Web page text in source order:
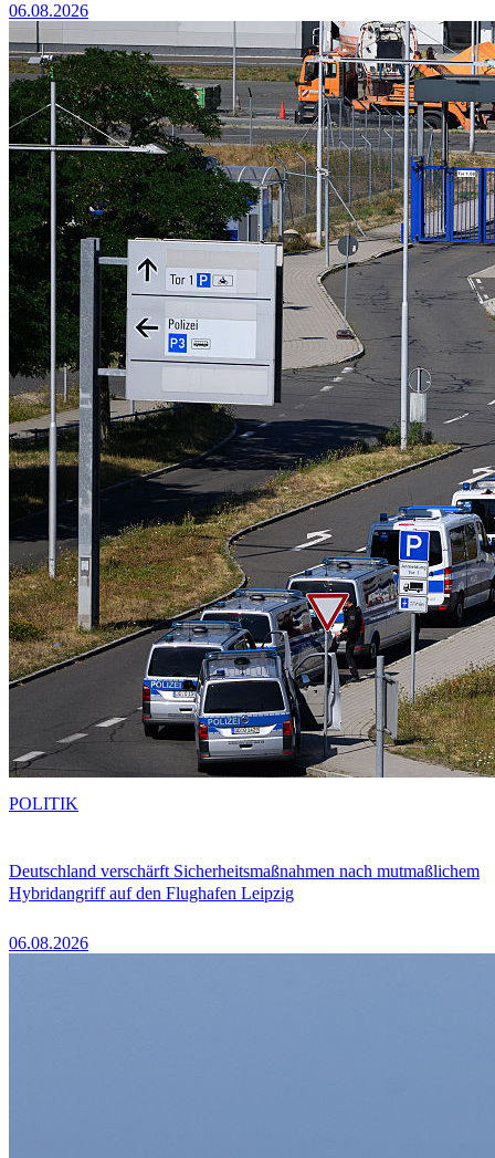
06.08.2026
Deutschland verschärft Sicherheitsmaßnahmen nach mutmaßlichem
Hybridangriff auf den Flughafen Leipzig
06.08.2026
POLITIK